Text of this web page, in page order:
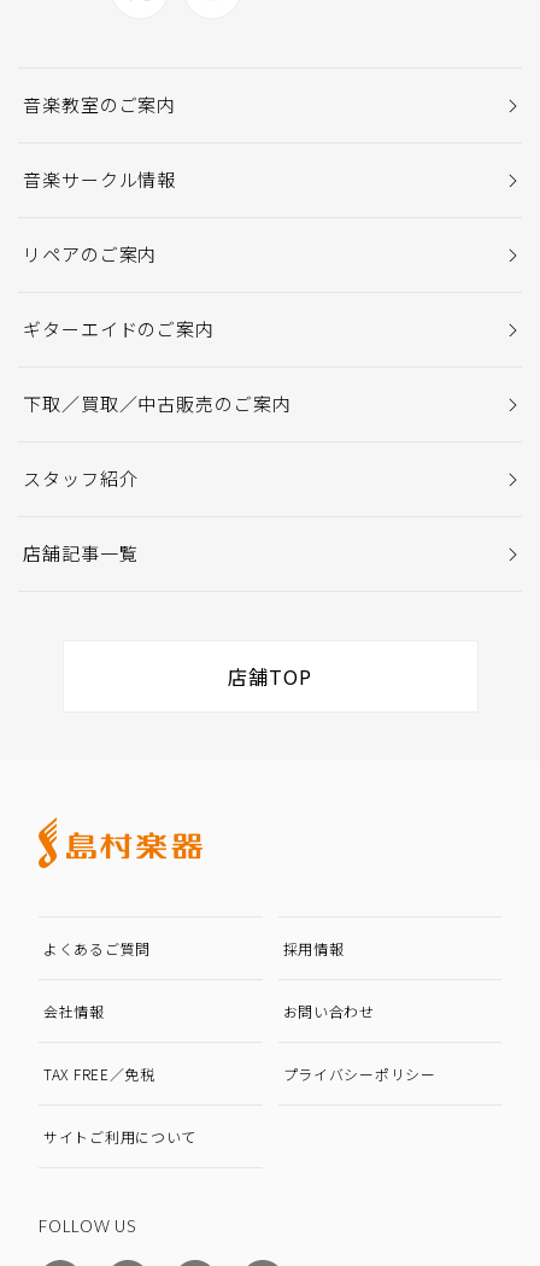
音楽教室のご案内
音楽サークル情報
リペアのご案内
ギターエイドのご案内
下取／買取／中古販売のご案内
スタッフ紹介
店舗記事一覧
店舗TOP
よくあるご質問 採用情報
会社情報 お問い合わせ
TAX FREE／免税 プライバシーポリシー
サイトご利用について
FOLLOW US